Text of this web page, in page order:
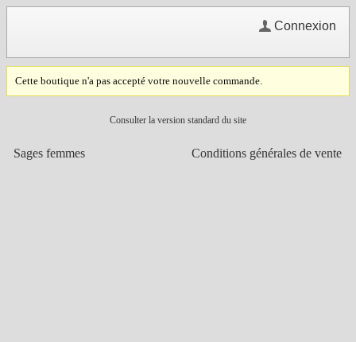
Connexion
Cette boutique n'a pas accepté votre nouvelle commande.
Consulter la version standard du site
Sages femmes Conditions générales de vente